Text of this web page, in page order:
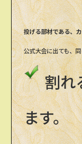
投げる部材である、
公式大会に出ても、
割れ
ます。